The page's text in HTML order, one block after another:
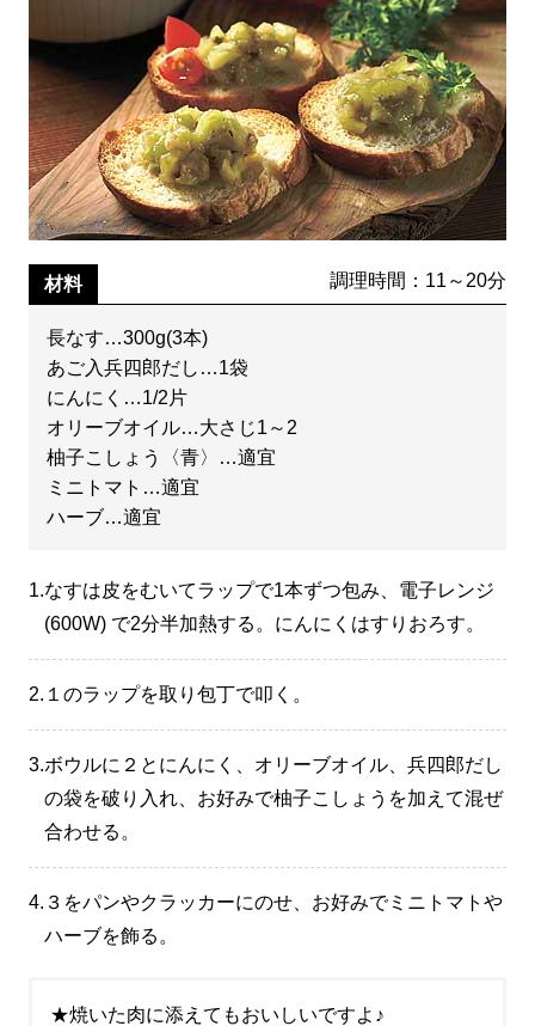
材料 調理時間：11～20分
長なす…300g(3本)
あご入兵四郎だし…1袋
にんにく…1/2片
オリーブオイル…大さじ1～2
柚子こしょう〈青〉…適宜
ミニトマト…適宜
ハーブ…適宜
1.なすは皮をむいてラップで1本ずつ包み、電子レンジ
(600W) で2分半加熱する。にんにくはすりおろす。
2. １のラップを取り包丁で叩く。
3.ボウルに２とにんにく、オリーブオイル、兵四郎だし
の袋を破り入れ、お好みで柚子こしょうを加えて混ぜ
合わせる。
4. ３をパンやクラッカーにのせ、お好みでミニトマトや
ハーブを飾る。
★焼いた肉に添えてもおいしいですよ♪